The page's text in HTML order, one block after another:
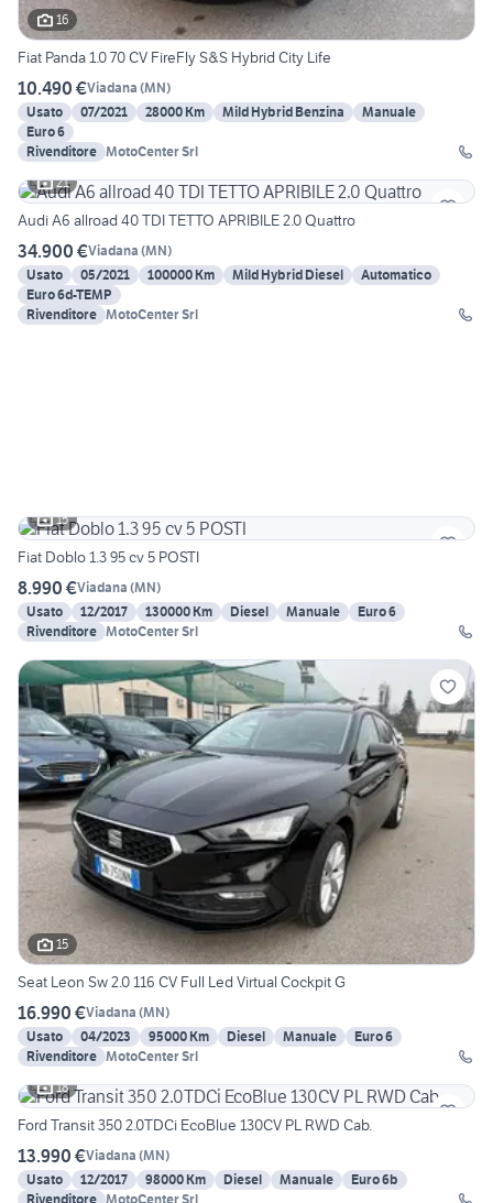
16
Fiat Panda 1.0 70 CV FireFly S&S Hybrid City Life
10.490 €Viadana (MN)
Usato
07/2021 28000 Km Mild Hybrid Benzina
Manuale
Euro 6
Rivenditore MotoCenter Srl
21
Audi A6 allroad 40 TDI TETTO APRIBILE 2.0 Quattro
34.900 €Viadana (MN)
Usato
05/2021 100000 Km Mild Hybrid Diesel
Automatico
Euro 6d-TEMP
Rivenditore MotoCenter Srl
15
Fiat Doblo 1.3 95 cv 5 POSTI
8.990 €Viadana (MN)
Usato
12/2017 130000 Km Diesel Manuale
Euro 6
Rivenditore MotoCenter Srl
15
Seat Leon Sw 2.0 116 CV Full Led Virtual Cockpit G
16.990 €Viadana (MN)
Usato
04/2023 95000 Km Diesel Manuale
Euro 6
Rivenditore MotoCenter Srl
18
Ford Transit 350 2.0TDCi EcoBlue 130CV PL RWD Cab.
13.990 €Viadana (MN)
Usato
12/2017 98000 Km Diesel Manuale
Euro 6b
Rivenditore MotoCenter Srl